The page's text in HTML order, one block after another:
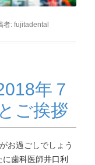
者:fujitadental
年７
ご挨拶
お過ごしでしょう
歯科医師井口利